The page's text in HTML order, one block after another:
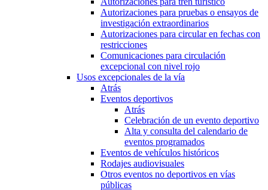
Autorizaciones para pruebas o ensayos de
investigación extraordinarios
Autorizaciones para circular en fechas con
restricciones
Comunicaciones para circulación
excepcional con nivel rojo
Usos excepcionales de la vía
Atrás
Eventos deportivos
Atrás
Celebración de un evento deportivo
Alta y consulta del calendario de
eventos programados
Eventos de vehículos históricos
Rodajes audiovisuales
Otros eventos no deportivos en vías
públicas